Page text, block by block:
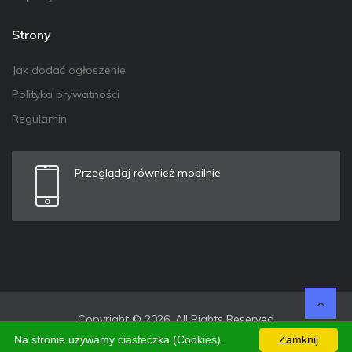
Strony
Jak dodać ogłoszenie
Polityka prywatności
Regulamin
Przeglądaj również mobilnie
Copyright © 2026. All Rights Reserved
Zamknij
Na stronie używamy ciasteczka (Cookies).